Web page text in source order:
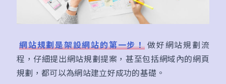
網站規劃是架設網站的第一步！ 做好網站規劃流
程，仔細提出網站規劃提案，甚至包括網域內的網頁
規劃，都可以為網站建立好成功的基礎。